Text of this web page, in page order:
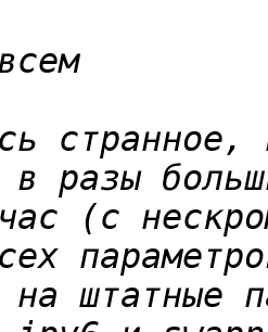
странное,
(с
на штатные